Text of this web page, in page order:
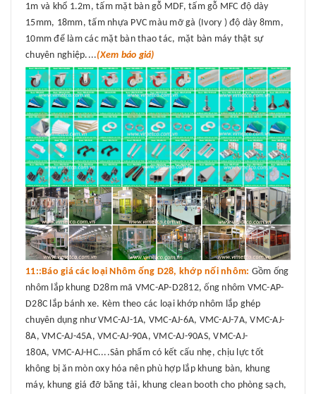
1m và khổ 1.2m, tấm mặt bàn gỗ MDF, tấm gỗ MFC độ dày
15mm, 18mm, tấm nhựa PVC màu mỡ gà (Ivory ) độ dày 8mm,
10mm để làm các mặt bàn thao tác, mặt bàn máy thật sự
chuyên nghiệp....(Xem báo giá)
11::Báo giá các loại Nhôm ống D28, khớp nối nhôm: Gồm ống
nhôm lắp khung D28m mã VMC-AP-D2812, ống nhôm VMC-AP-
D28C lắp bánh xe. Kèm theo các loại khớp nhôm lắp ghép
chuyên dụng như VMC-AJ-1A, VMC-AJ-6A, VMC-AJ-7A, VMC-AJ-
8A, VMC-AJ-45A, VMC-AJ-90A, VMC-AJ-90AS, VMC-AJ-
180A, VMC-AJ-HC....Sản phẩm có kết cấu nhẹ, chịu lực tốt
không bị ăn mòn oxy hóa nên phù hợp lắp khung bàn, khung
máy, khung giá đỡ băng tải, khung clean booth cho phòng sạch,